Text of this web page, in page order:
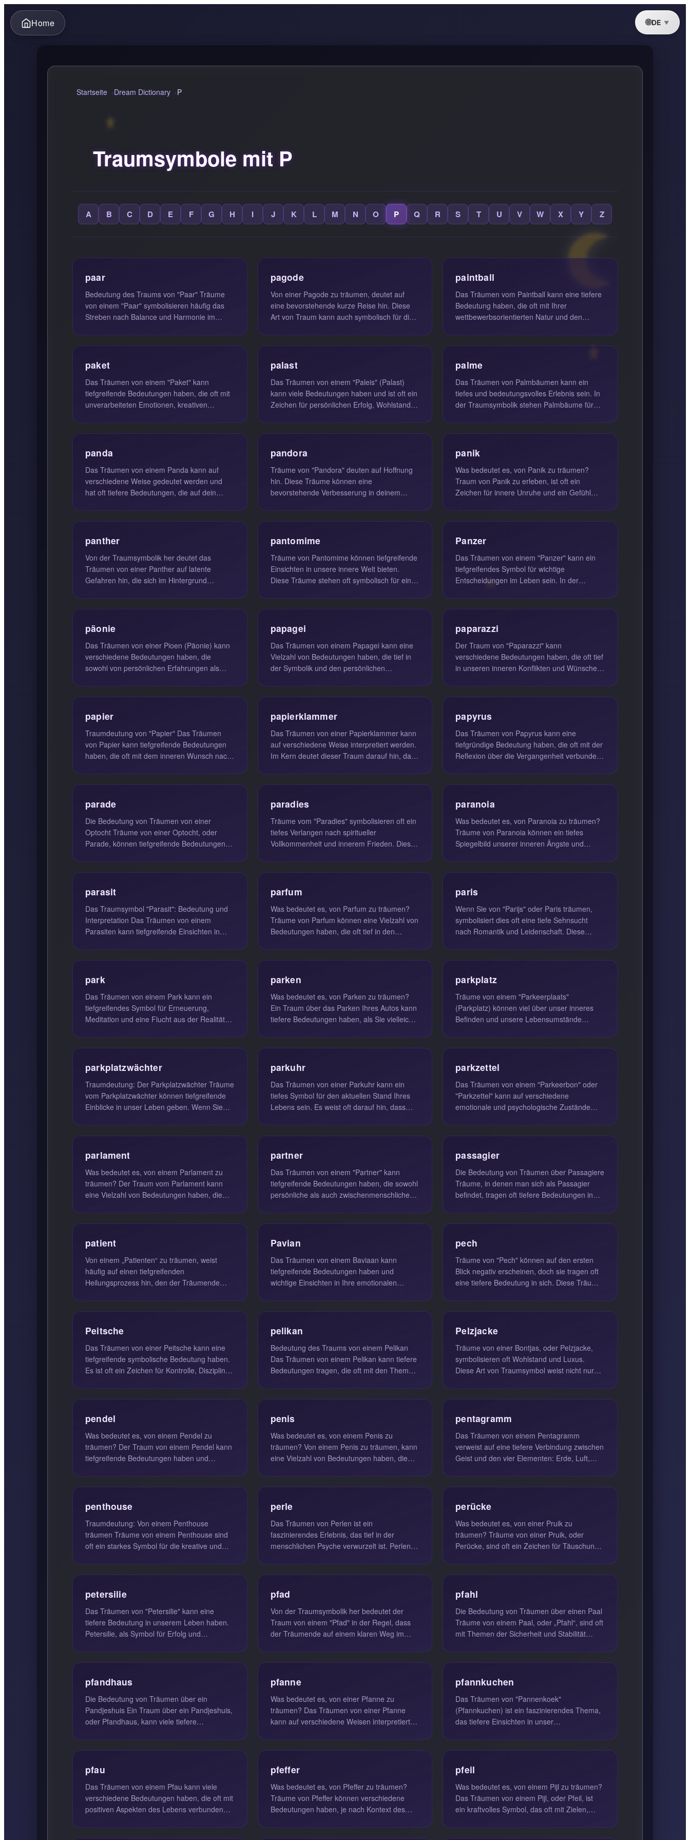
Home DE
Startseite Dream Dictionary P
Traumsymbole mit P
A B C D E F G H I J K L M N O P Q R S T U V W X Y Z
paar
Bedeutung des Traums von "Paar" Träume
von einem "Paar" symbolisieren häufig das
Streben nach Balance und Harmonie im
pagode
Von einer Pagode zu träumen, deutet auf
eine bevorstehende kurze Reise hin. Diese
Art von Traum kann auch symbolisch für die
paintball
Das Träumen vom Paintball kann eine tiefere
Bedeutung haben, die oft mit Ihrer
wettbewerbsorientierten Natur und den
paket
Das Träumen von einem "Paket" kann
tiefgreifende Bedeutungen haben, die oft mit
unverarbeiteten Emotionen, kreativen
palast
Das Träumen von einem "Paleis" (Palast)
kann viele Bedeutungen haben und ist oft ein
Zeichen für persönlichen Erfolg, Wohlstand
palme
Das Träumen von Palmbäumen kann ein
tiefes und bedeutungsvolles Erlebnis sein. In
der Traumsymbolik stehen Palmbäume für
panda
Das Träumen von einem Panda kann auf
verschiedene Weise gedeutet werden und
hat oft tiefere Bedeutungen, die auf dein
pandora
Träume von "Pandora" deuten auf Hoffnung
hin. Diese Träume können eine
bevorstehende Verbesserung in deinem
panik
Was bedeutet es, von Panik zu träumen?
Traum von Panik zu erleben, ist oft ein
Zeichen für innere Unruhe und ein Gefühl
panther
Von der Traumsymbolik her deutet das
Träumen von einer Panther auf latente
Gefahren hin, die sich im Hintergrund
pantomime
Träume von Pantomime können tiefgreifende
Einsichten in unsere innere Welt bieten.
Diese Träume stehen oft symbolisch für eine
Panzer
Das Träumen von einem "Panzer" kann ein
tiefgreifendes Symbol für wichtige
Entscheidungen im Leben sein. In der
päonie
Das Träumen von einer Pioen (Päonie) kann
verschiedene Bedeutungen haben, die
sowohl von persönlichen Erfahrungen als
papagei
Das Träumen von einem Papagei kann eine
Vielzahl von Bedeutungen haben, die tief in
der Symbolik und den persönlichen
paparazzi
Der Traum von "Paparazzi" kann
verschiedene Bedeutungen haben, die oft tief
in unseren inneren Konflikten und Wünschen
papier
Traumdeutung von "Papier" Das Träumen
von Papier kann tiefgreifende Bedeutungen
haben, die oft mit dem inneren Wunsch nach
papierklammer
Das Träumen von einer Papierklammer kann
auf verschiedene Weise interpretiert werden.
Im Kern deutet dieser Traum darauf hin, dass
papyrus
Das Träumen von Papyrus kann eine
tiefgründige Bedeutung haben, die oft mit der
Reflexion über die Vergangenheit verbunden
parade
Die Bedeutung von Träumen von einer
Optocht Träume von einer Optocht, oder
Parade, können tiefgreifende Bedeutungen
paradies
Träume vom "Paradies" symbolisieren oft ein
tiefes Verlangen nach spiritueller
Vollkommenheit und innerem Frieden. Diese
paranoia
Was bedeutet es, von Paranoia zu träumen?
Träume von Paranoia können ein tiefes
Spiegelbild unserer inneren Ängste und
parasit
Das Traumsymbol "Parasit": Bedeutung und
Interpretation Das Träumen von einem
Parasiten kann tiefgreifende Einsichten in
parfum
Was bedeutet es, von Parfum zu träumen?
Träume von Parfum können eine Vielzahl von
Bedeutungen haben, die oft tief in den
paris
Wenn Sie von "Parijs" oder Paris träumen,
symbolisiert dies oft eine tiefe Sehnsucht
nach Romantik und Leidenschaft. Diese
park
Das Träumen von einem Park kann ein
tiefgreifendes Symbol für Erneuerung,
Meditation und eine Flucht aus der Realität
parken
Was bedeutet es, von Parken zu träumen?
Ein Traum über das Parken Ihres Autos kann
tiefere Bedeutungen haben, als Sie vielleicht
parkplatz
Träume von einem "Parkeerplaats"
(Parkplatz) können viel über unser inneres
Befinden und unsere Lebensumstände
parkplatzwächter
Traumdeutung: Der Parkplatzwächter Träume
vom Parkplatzwächter können tiefgreifende
Einblicke in unser Leben geben. Wenn Sie
parkuhr
Das Träumen von einer Parkuhr kann ein
tiefes Symbol für den aktuellen Stand Ihres
Lebens sein. Es weist oft darauf hin, dass
parkzettel
Das Träumen von einem "Parkeerbon" oder
"Parkzettel" kann auf verschiedene
emotionale und psychologische Zustände
parlament
Was bedeutet es, von einem Parlament zu
träumen? Der Traum vom Parlament kann
eine Vielzahl von Bedeutungen haben, die
partner
Das Träumen von einem "Partner" kann
tiefgreifende Bedeutungen haben, die sowohl
persönliche als auch zwischenmenschliche
passagier
Die Bedeutung von Träumen über Passagiere
Träume, in denen man sich als Passagier
befindet, tragen oft tiefere Bedeutungen in
patient
Von einem „Patienten“ zu träumen, weist
häufig auf einen tiefgreifenden
Heilungsprozess hin, den der Träumende
Pavian
Das Träumen von einem Baviaan kann
tiefgreifende Bedeutungen haben und
wichtige Einsichten in Ihre emotionalen
pech
Träume von "Pech" können auf den ersten
Blick negativ erscheinen, doch sie tragen oft
eine tiefere Bedeutung in sich. Diese Träume
Peitsche
Das Träumen von einer Peitsche kann eine
tiefgreifende symbolische Bedeutung haben.
Es ist oft ein Zeichen für Kontrolle, Disziplin
pelikan
Bedeutung des Traums von einem Pelikan
Das Träumen von einem Pelikan kann tiefere
Bedeutungen tragen, die oft mit den Themen
Pelzjacke
Träume von einer Bontjas, oder Pelzjacke,
symbolisieren oft Wohlstand und Luxus.
Diese Art von Traumsymbol weist nicht nur
pendel
Was bedeutet es, von einem Pendel zu
träumen? Der Traum von einem Pendel kann
tiefgreifende Bedeutungen haben und
penis
Was bedeutet es, von einem Penis zu
träumen? Von einem Penis zu träumen, kann
eine Vielzahl von Bedeutungen haben, die
pentagramm
Das Träumen von einem Pentagramm
verweist auf eine tiefere Verbindung zwischen
Geist und den vier Elementen: Erde, Luft,
penthouse
Traumdeutung: Von einem Penthouse
träumen Träume von einem Penthouse sind
oft ein starkes Symbol für die kreative und
perle
Das Träumen von Perlen ist ein
faszinierendes Erlebnis, das tief in der
menschlichen Psyche verwurzelt ist. Perlen
perücke
Was bedeutet es, von einer Pruik zu
träumen? Träume von einer Pruik, oder
Perücke, sind oft ein Zeichen für Täuschung
petersilie
Das Träumen von "Petersilie" kann eine
tiefere Bedeutung in unserem Leben haben.
Petersilie, als Symbol für Erfolg und
pfad
Von der Traumsymbolik her bedeutet der
Traum von einem "Pfad" in der Regel, dass
der Träumende auf einem klaren Weg im
pfahl
Die Bedeutung von Träumen über einen Paal
Träume von einem Paal, oder „Pfahl“, sind oft
mit Themen der Sicherheit und Stabilität
pfandhaus
Die Bedeutung von Träumen über ein
Pandjeshuis Ein Traum über ein Pandjeshuis,
oder Pfandhaus, kann viele tiefere
pfanne
Was bedeutet es, von einer Pfanne zu
träumen? Das Träumen von einer Pfanne
kann auf verschiedene Weisen interpretiert
pfannkuchen
Das Träumen von "Pannenkoek"
(Pfannkuchen) ist ein faszinierendes Thema,
das tiefere Einsichten in unser
pfau
Das Träumen von einem Pfau kann viele
verschiedene Bedeutungen haben, die oft mit
positiven Aspekten des Lebens verbunden
pfeffer
Was bedeutet es, von Pfeffer zu träumen?
Träume von Pfeffer können verschiedene
Bedeutungen haben, je nach Kontext des
pfeil
Was bedeutet es, von einem Pijl zu träumen?
Das Träumen von einem Pijl, oder Pfeil, ist
ein kraftvolles Symbol, das oft mit Zielen,